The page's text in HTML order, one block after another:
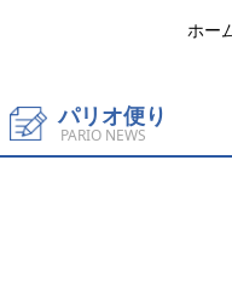
ホー
パリオ便り
PARIO NEWS